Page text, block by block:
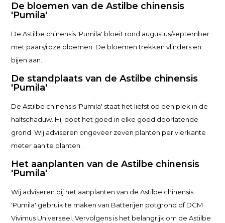
De bloemen van de Astilbe chinensis
'Pumila'
De Astilbe chinensis 'Pumila' bloeit rond augustus/september
met paars/roze bloemen. De bloemen trekken vlinders en
bijen aan.
De standplaats van de Astilbe chinensis
'Pumila'
De Astilbe chinensis 'Pumila' staat het liefst op een plek in de
halfschaduw. Hij doet het goed in elke goed doorlatende
grond. Wij adviseren ongeveer zeven planten per vierkante
meter aan te planten.
Het aanplanten van de Astilbe chinensis
'Pumila'
Wij adviseren bij het aanplanten van de Astilbe chinensis
'Pumila' gebruik te maken van Batterijen potgrond of DCM
Vivimus Universeel. Vervolgens is het belangrijk om de Astilbe